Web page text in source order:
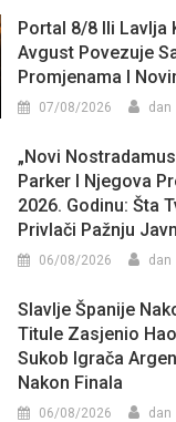
Portal 8/8 Ili Lavlja
Avgust Povezuje
Promjenama I
07/08/2026 dan
„Novi
Parker I Njegova
2026. Godinu: Šta
Privlači Pažnju
06/08/2026 dan
Slavlje Španije
Titule Zasjenio
Sukob Igrača
Nakon Finala
06/08/2026 dan